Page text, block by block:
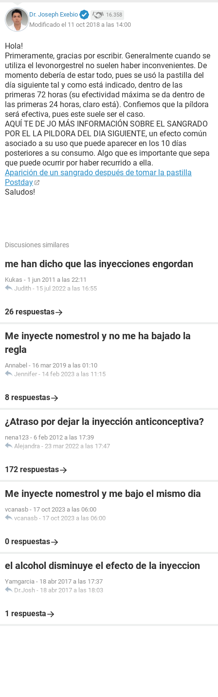
Dr. Joseph Exebio 16.358
Modificado el 11 oct 2018 a las 14:00
Hola!
Primeramente, gracias por escribir. Generalmente cuando se
utiliza el levonorgestrel no suelen haber inconvenientes. De
momento debería de estar todo, pues se usó la pastilla del
día siguiente tal y como está indicado, dentro de las
primeras 72 horas (su efectividad máxima se da dentro de
las primeras 24 horas, claro está). Confiemos que la píldora
será efectiva, pues este suele ser el caso.
AQUÍ TE DE JO MÁS INFORMACIÓN SOBRE EL SANGRADO
POR EL LA PILDORA DEL DIA SIGUIENTE, un efecto común
asociado a su uso que puede aparecer en los 10 días
posteriores a su consumo. Algo que es importante que sepa
que puede ocurrir por haber recurrido a ella.
Aparición de un sangrado después de tomar la pastilla
Postday
Saludos!
Discusiones similares
me han dicho que las inyecciones engordan
Kukas - 1 jun 2011 a las 22:11
Judith - 15 jul 2022 a las 16:55
26 respuestas
Me inyecte nomestrol y no me ha bajado la
regla
Annabel - 16 mar 2019 a las 01:10
Jennifer - 14 feb 2023 a las 11:15
8 respuestas
¿Atraso por dejar la inyección anticonceptiva?
nena123 - 6 feb 2012 a las 17:39
Alejandra - 23 mar 2022 a las 17:47
172 respuestas
Me inyecte nomestrol y me bajo el mismo dia
vcanasb - 17 oct 2023 a las 06:00
vcanasb - 17 oct 2023 a las 06:00
0 respuestas
el alcohol disminuye el efecto de la inyeccion
Yamgarcia - 18 abr 2017 a las 17:37
Dr.Josh - 18 abr 2017 a las 18:03
1 respuesta